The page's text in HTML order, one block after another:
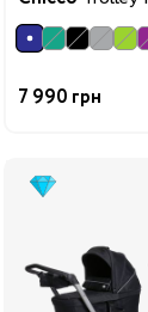
7 990 грн